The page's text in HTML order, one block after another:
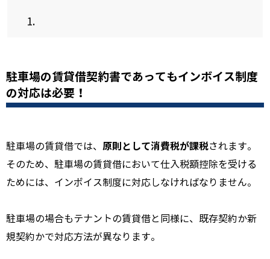
駐車場の賃貸借契約書であってもインボイス制度
の対応は必要！
駐車場の賃貸借では、 原則として消費税が課税されます。
そのため、駐車場の賃貸借において仕入税額控除を受ける
ためには、インボイス制度に対応しなければなりません。
駐車場の場合もテナントの賃貸借と同様に、既存契約か新
規契約かで対応方法が異なります。